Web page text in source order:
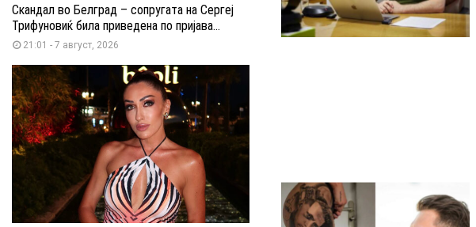
Скандал во Белград – сопругата на Сергеј
Трифуновиќ била приведена по пријава...
21:01 - 7 август, 2026